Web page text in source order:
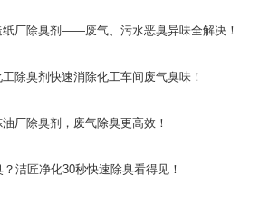
纸厂除臭剂——废气、污水恶臭异味全解决！
除臭剂快速消除化工车间废气臭味！
厂除臭剂，废气除臭更高效！
洁匠净化30秒快速除臭看得见！